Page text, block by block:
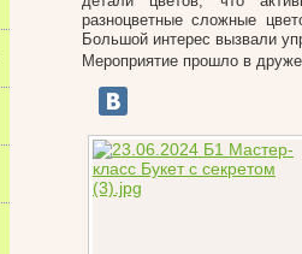
разноцветные сложные
Большой интерес вызвали
Мероприятие прошло в